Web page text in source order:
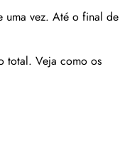
uma vez. Até o final de
total. Veja como os